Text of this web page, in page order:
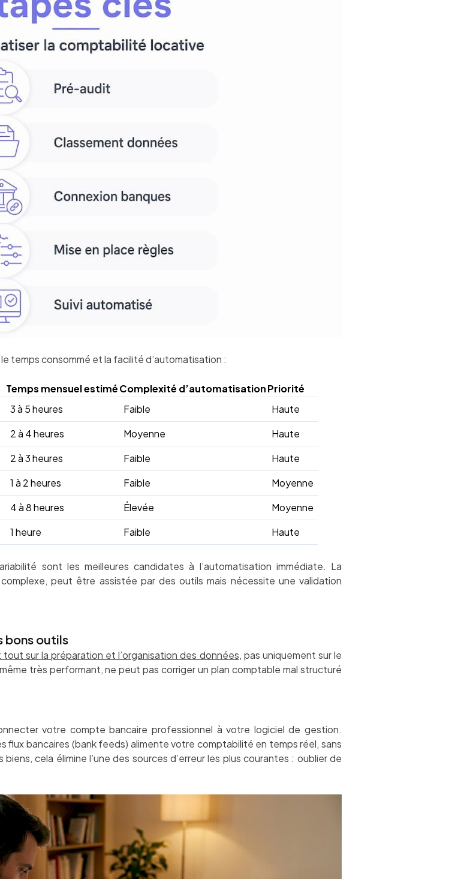
temps consommé et la facilité d’automatisation :
Temps mensuel estiméComplexité d’automatisationPriorité
3 à 5 heures Faible
Haute
2 à 4 heures Moyenne
Haute
2 à 3 heures Faible
Haute
1 à 2 heures Faible
Moyenne
4 à 8 heures Élevée
Moyenne
1 heure Faible Haute
sont les meilleures candidates à l’automatisation immédiate. La
peut être assistée par des outils mais nécessite une validation
bons outils
sur la préparation et l’organisation des données, pas uniquement sur le
très performant, ne peut pas corriger un plan comptable mal structuré
votre compte bancaire professionnel à votre logiciel de gestion.
flux bancaires (bank feeds) alimente votre comptabilité en temps réel, sans
cela élimine l’une des sources d’erreur les plus courantes : oublier de